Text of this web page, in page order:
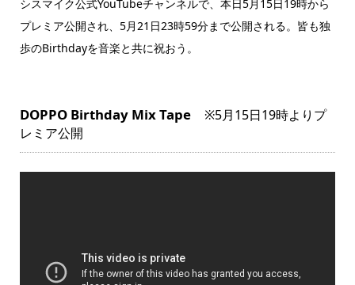
シスマイク公式YouTubeチャンネルで、本日5月15日19時から
プレミア公開され、5月21日23時59分まで公開される。皆も独
歩のBirthdayを音楽と共に祝おう。
DOPPO Birthday Mix Tape ※5月15日19時よりプ
レミア公開